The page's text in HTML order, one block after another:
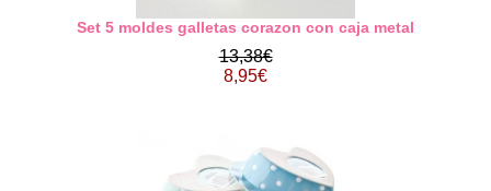
Set 5 moldes galletas corazon con caja metal
13,38€
8,95€